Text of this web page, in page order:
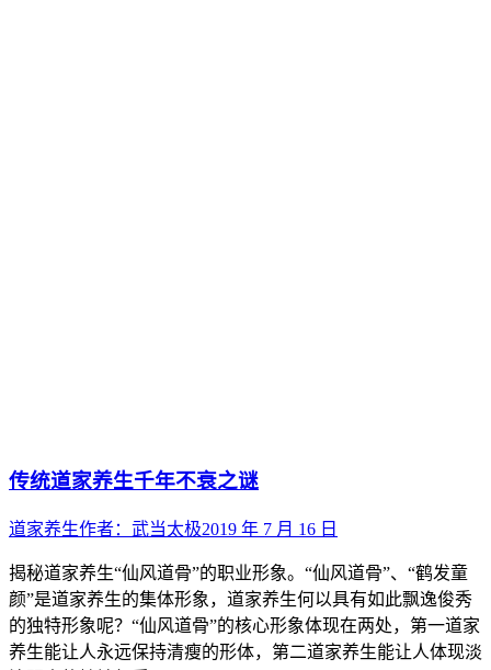
传统道家养生千年不衰之谜
道家养生作者： 武当太极2019 年 7 月 16 日
揭秘道家养生“仙风道骨”的职业形象。“仙风道骨”、“鹤发童
颜”是道家养生的集体形象，道家养生何以具有如此飘逸俊秀
的独特形象呢？“仙风道骨”的核心形象体现在两处，第一道家
养生能让人永远保持清瘦的形体，第二道家养生能让人体现淡